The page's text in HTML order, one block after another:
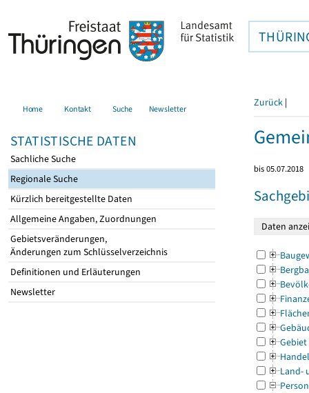
Home Kontakt Suche Newsletter
STATISTISCHE DATEN
Sachliche Suche
Regionale Suche
Kürzlich bereitgestellte Daten
Allgemeine Angaben, Zuordnungen
Gebietsveränderungen,
Änderungen zum Schlüsselverzeichnis
Definitionen und Erläuterungen
Newsletter
Zurück |
bis 05.07.2018
Gebiet
Land-